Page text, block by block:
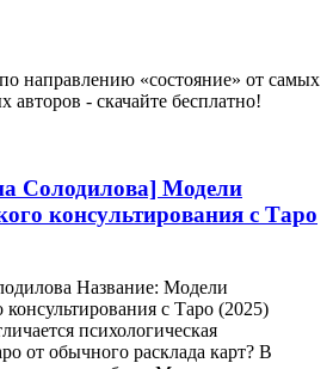
направлению «состояние» от самых
- скачайте бесплатно!
Солодилова] Модели
консультирования с Таро
Название: Модели
консультирования с Таро (2025)
психологическая
от обычного расклада карт? В